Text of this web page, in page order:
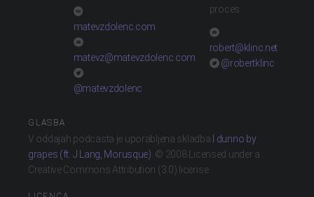
matevzdolenc.com
matevz@matevzdolenc.com
@matevzdolenc
proces.
robert@klinc.net
@robertklinc
GLASBA
V oddajah podcasta je uporabljena skladba
I dunno by
grapes (ft. J Lang, Morusque) . © 2008 Licensed under a
Creative Commons Attribution (3.0) license.